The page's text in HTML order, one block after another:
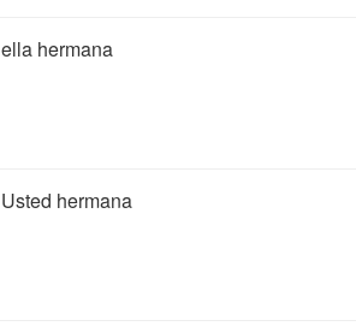
ella hermana
Usted hermana